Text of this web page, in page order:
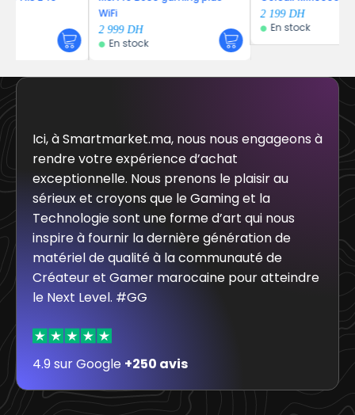
2 999DH
En stock
En stock
Ici, à Smartmarket.ma, nous nous engageons à
rendre votre expérience d’achat
exceptionnelle. Nous prenons le plaisir au
sérieux et croyons que le Gaming et la
Technologie sont une forme d’art qui nous
inspire à fournir la dernière génération de
matériel de qualité à la communauté de
Créateur et Gamer marocaine pour atteindre
le Next Level. #GG
4.9 sur Google +250 avis